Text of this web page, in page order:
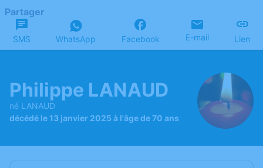
Partager
SMS WhatsApp Facebook E-mail Lien
Philippe LANAUD
né LANAUD
décédé le 13 janvier 2025 à l'âge de 70 ans